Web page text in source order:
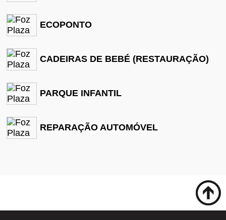
ECOPONTO
CADEIRAS DE BEBÉ (RESTAURAÇÃO)
PARQUE INFANTIL
REPARAÇÃO AUTOMÓVEL